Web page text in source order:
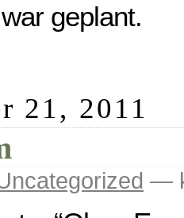
geplant.
21, 2011
—